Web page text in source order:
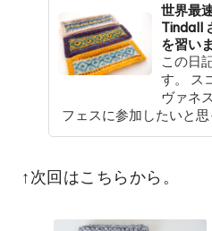
世界最
Tindall
を習い
この日
す。 ス
ヴァネ
フェスに参加したいと思
↑次回はこちらから。